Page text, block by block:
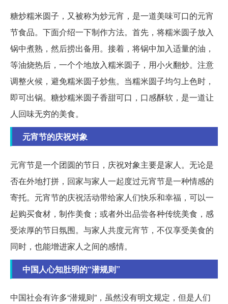
糖炒糯米圆子，又被称为炒元宵，是一道美味可口的元宵
节食品。下面介绍一下制作方法。首先，将糯米圆子放入
锅中煮熟，然后捞出备用。接着，将锅中加入适量的油，
等油烧热后，一个个地放入糯米圆子，用小火翻炒。注意
调整火候，避免糯米圆子炒焦。当糯米圆子均匀上色时，
即可出锅。糖炒糯米圆子香甜可口，口感酥软，是一道让
人回味无穷的美食。
元宵节的庆祝对象
元宵节是一个团圆的节日，庆祝对象主要是家人。无论是
否在外地打拼，回家与家人一起度过元宵节是一种情感的
寄托。元宵节的庆祝活动带给家人们快乐和幸福，可以一
起购买食材，制作美食；或者外出品尝各种传统美食，感
受浓厚的节日氛围。与家人共度元宵节，不仅享受美食的
同时，也能增进家人之间的感情。
中国人心知肚明的“潜规则”
中国社会有许多“潜规则”，虽然没有明文规定，但是人们